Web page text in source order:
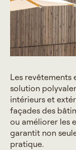
Les revêtements
solution
intérieurs et
façades des
ou améliorer les
garantit non
pratique.